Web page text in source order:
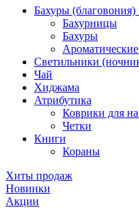
Бахуры
Бахурницы
Бахуры
Светильники
Чай
Хиджама
Атрибутика
Коврики для
Четки
Книги
Кораны
Хиты продаж
Новинки
Акции